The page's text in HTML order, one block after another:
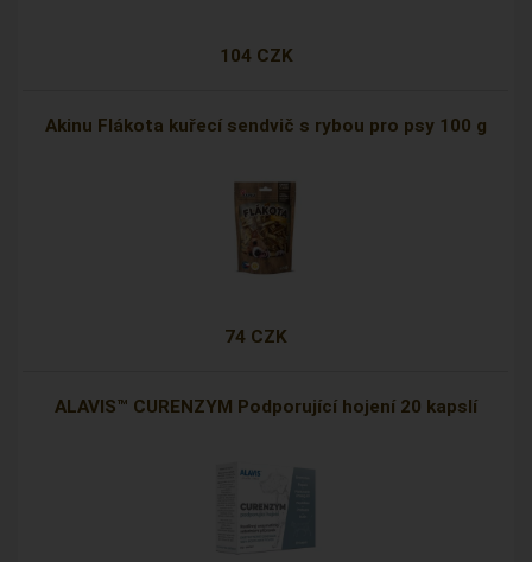
104 CZK
Akinu Flákota kuřecí sendvič s rybou pro psy 100 g
74 CZK
ALAVIS™ CURENZYM Podporující hojení 20 kapslí